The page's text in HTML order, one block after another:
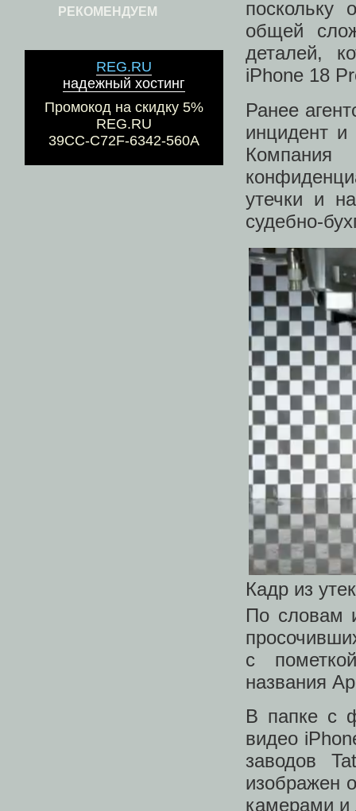
РЕКОМЕНДУЕМ
REG.RU
надежный хостинг
Промокод на скидку 5%
REG.RU
39CC-C72F-6342-560A
общей
деталей,
iPhone 18
Ранее
инцидент и
утечки и
судебно-
Кадр из
По словам
с
названия
В папке с
видео
заводов
изображен
камерами и